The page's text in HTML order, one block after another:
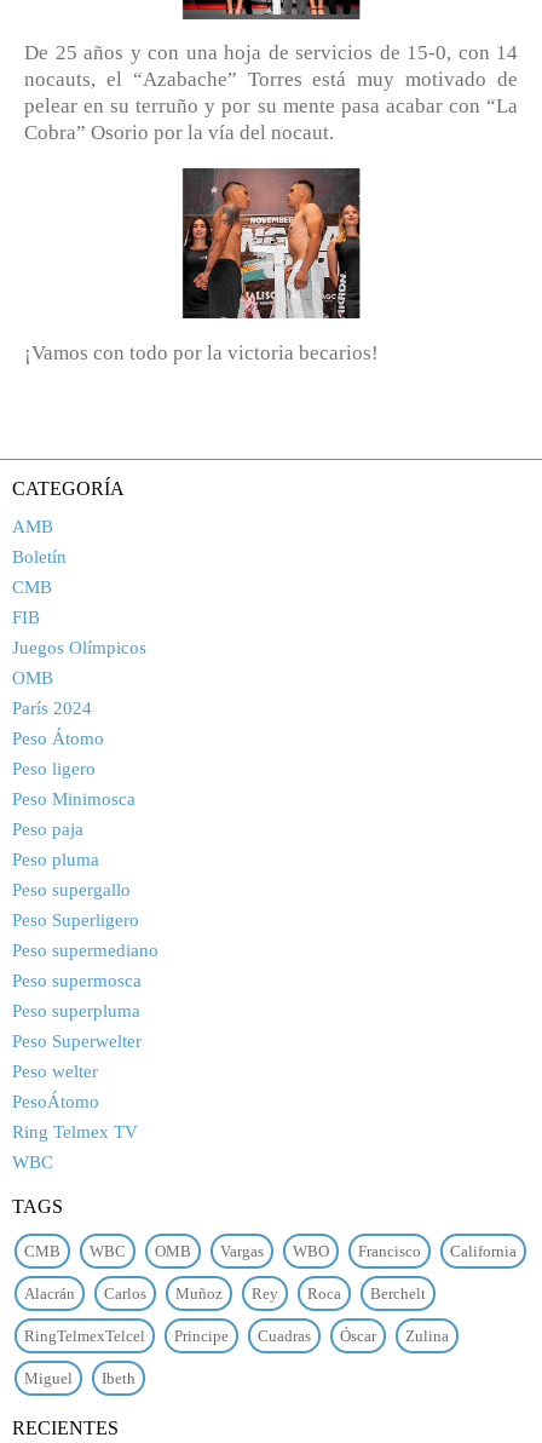
De 25 años y con una hoja de servicios de 15-0, con 14
nocauts, el “Azabache” Torres está muy motivado de
pelear en su terruño y por su mente pasa acabar con “La
Cobra” Osorio por la vía del nocaut.
¡Vamos con todo por la victoria becarios!
CATEGORÍA
AMB
Boletín
CMB
FIB
Juegos Olímpicos
OMB
París 2024
Peso Átomo
Peso ligero
Peso Minimosca
Peso paja
Peso pluma
Peso supergallo
Peso Superligero
Peso supermediano
Peso supermosca
Peso superpluma
Peso Superwelter
Peso welter
PesoÁtomo
Ring Telmex TV
WBC
TAGS
CMB WBC OMB Vargas WBO Francisco California
Alacrán Carlos Muñoz Rey Roca Berchelt
RingTelmexTelcel Principe Cuadras Óscar Zulina
Miguel Ibeth
RECIENTES